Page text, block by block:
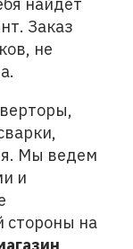
Заказ
не
Мы ведем
и
стороны на